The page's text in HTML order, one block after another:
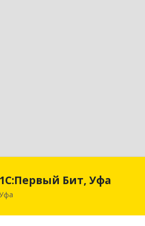
1С:Первый Бит, Уфа
1С:Первый Бит, Уфа